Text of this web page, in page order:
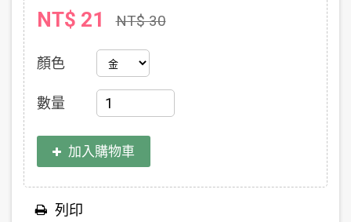
NT$ 21 NT$ 30
顏色
數量
加入購物車
列印